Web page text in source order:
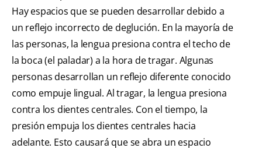
Hay espacios que se pueden desarrollar debido a
un reflejo incorrecto de deglución. En la mayoría de
las personas, la lengua presiona contra el techo de
la boca (el paladar) a la hora de tragar. Algunas
personas desarrollan un reflejo diferente conocido
como empuje lingual. Al tragar, la lengua presiona
contra los dientes centrales. Con el tiempo, la
presión empuja los dientes centrales hacia
adelante. Esto causará que se abra un espacio